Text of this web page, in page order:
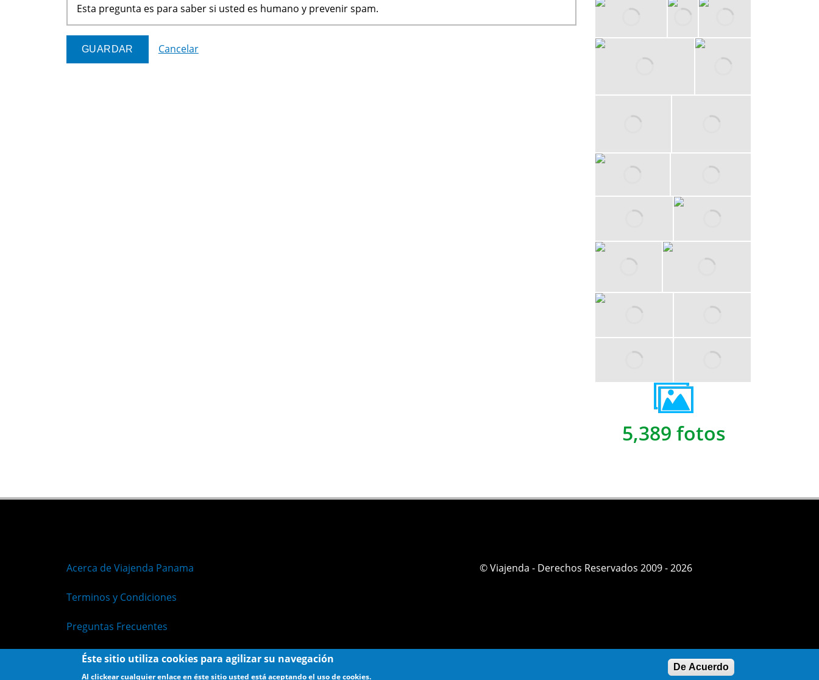
Esta pregunta es para saber si usted es humano y prevenir spam.
Cancelar
5,389 fotos
Acerca de Viajenda Panama
Terminos y Condiciones
Preguntas Frecuentes
Políticas de Privacidad
© Viajenda - Derechos Reservados 2009 - 2026
Éste sitio utiliza cookies para agilizar su navegación
Al clickear cualquier enlace en éste sitio usted está aceptando el uso de cookies.
De Acuerdo